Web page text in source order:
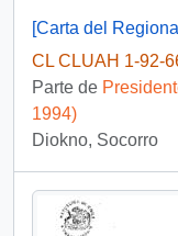
CL CLUAH 1-92-
Parte de
1994)
Diokno, Socorro